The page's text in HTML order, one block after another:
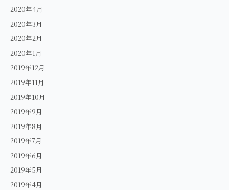
2020年4月
2020年3月
2020年2月
2020年1月
2019年12月
2019年11月
2019年10月
2019年9月
2019年8月
2019年7月
2019年6月
2019年5月
2019年4月